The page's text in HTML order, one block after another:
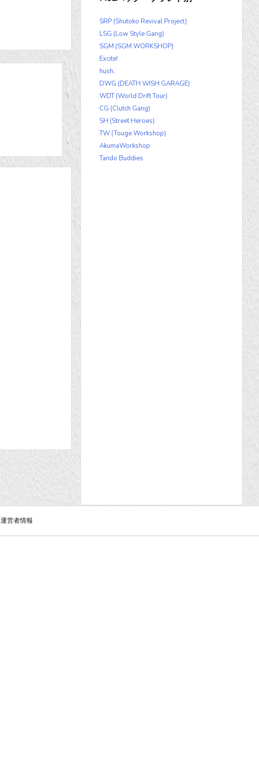
SRP (Shutoko Revival Project)
LSG (Low Style Gang)
SGM (SGM WORKSHOP)
Excite!
hush.
DWG (DEATH WISH GARAGE)
WDT (World Drift Tour)
CG (Clutch Gang)
SH (Street Heroes)
TW (Touge Workshop)
AkumaWorkshop
Tando Buddies
運営者情報